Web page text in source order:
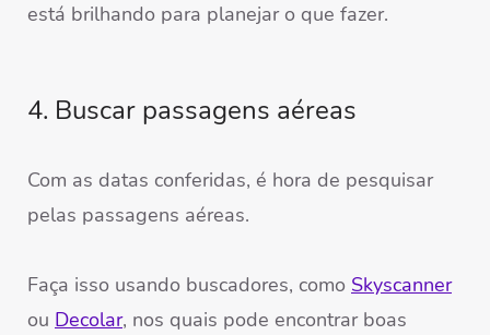
está brilhando para planejar o que fazer.
4. Buscar passagens aéreas
Com as datas conferidas, é hora de pesquisar
pelas passagens aéreas.
Faça isso usando buscadores, como Skyscanner
ou Decolar, nos quais pode encontrar boas